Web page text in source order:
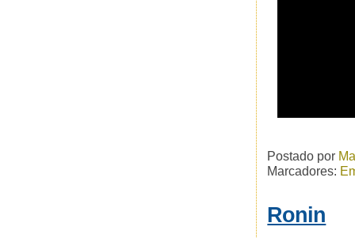
Postado por
Marcadores:
Ronin